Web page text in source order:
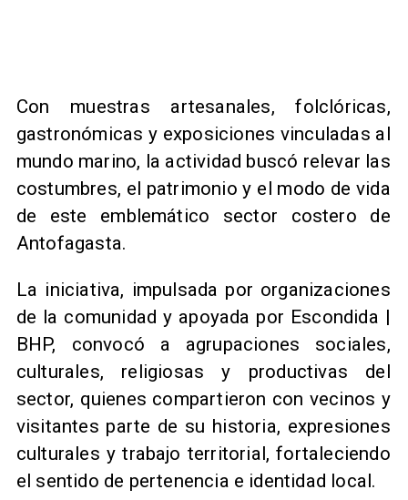
Con muestras artesanales, folclóricas,
gastronómicas y exposiciones vinculadas al
mundo marino, la actividad buscó relevar las
costumbres, el patrimonio y el modo de vida
de este emblemático sector costero de
Antofagasta.
La iniciativa, impulsada por organizaciones
de la comunidad y apoyada por Escondida |
BHP, convocó a agrupaciones sociales,
culturales, religiosas y productivas del
sector, quienes compartieron con vecinos y
visitantes parte de su historia, expresiones
culturales y trabajo territorial, fortaleciendo
el sentido de pertenencia e identidad local.